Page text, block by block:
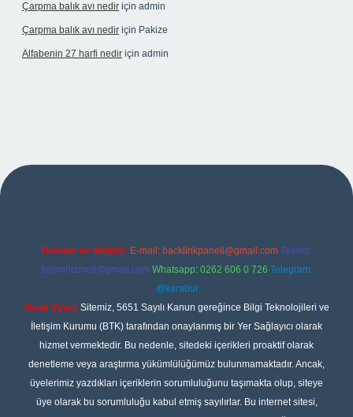
Çarpma balık avı nedir için admin
Çarpma balık avı nedir için Pakize
Alfabenin 27 harfi nedir için admin
Reklam ve İletişim: E-mail: backlinkpaneli@gmail.com Teams:
forumhizmeti@gmail.com Whatsapp: 0262 606 0 726 Telegram:
@karabul
Yasal Uyarı: Sitemiz, 5651 Sayılı Kanun gereğince Bilgi Teknolojileri ve
İletişim Kurumu (BTK) tarafından onaylanmış bir Yer Sağlayıcı olarak
hizmet vermektedir. Bu nedenle, sitedeki içerikleri proaktif olarak
denetleme veya araştırma yükümlülüğümüz bulunmamaktadır. Ancak,
üyelerimiz yazdıkları içeriklerin sorumluluğunu taşımakta olup, siteye
üye olarak bu sorumluluğu kabul etmiş sayılırlar. Bu internet sitesi,